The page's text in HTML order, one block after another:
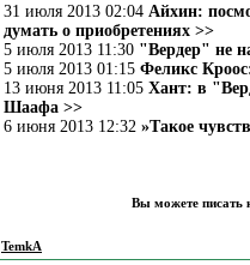
31 июля 2013 02:04 Айхин:
думать о приобретениях >>
5 июля 2013 11:30 "Вердер" не
5 июля 2013 01:15 Феликс
13 июня 2013 11:05 Хант: в
Шаафа >>
6 июня 2013 12:32 »Такое
Вы можете писать
TemkA